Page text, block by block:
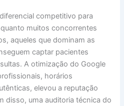
competitivo para
muitos concorrentes
aqueles que dominam as
captar pacientes
A otimização do Google
horários
elevou a reputação
disso, uma auditoria técnica do